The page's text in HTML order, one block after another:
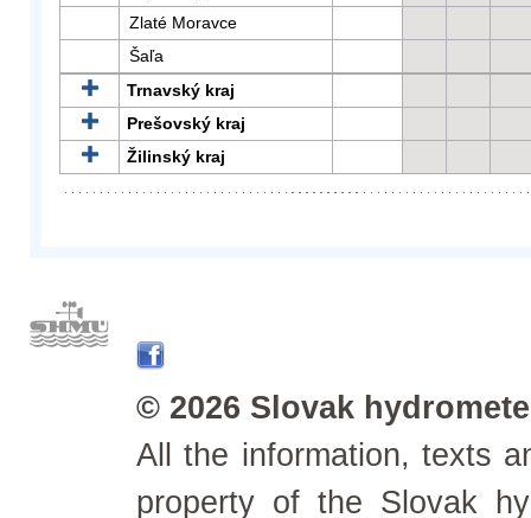
Zlaté Moravce
Šaľa
Trnavský kraj
Prešovský kraj
Žilinský kraj
© 2026 Slovak
All the information, texts
property of the Slovak